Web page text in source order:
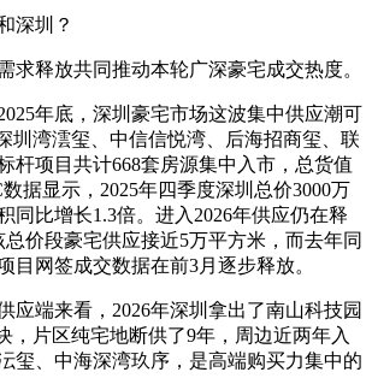
圳？
求释放共同推动本轮广深豪宅成交热度。
年底，深圳豪宅市场这波集中供应潮可
圳湾澐玺、中信信悦湾、后海招商玺、联
杆项目共计668套房源集中入市，总货值
据显示，2025年四季度深圳总价3000万
同比增长1.3倍。 进入2026年供应仍在释
总价段豪宅供应接近5万平方米，而去年同
目网签成交数据在前3月逐步释放。
端来看，2026年深圳拿出了南山科技园
，片区纯宅地断供了9年，周边近两年入
玺、中海深湾玖序，是高端购买力集中的